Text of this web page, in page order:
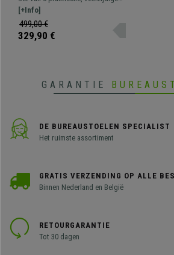
Comfortabele Zitting,
Stapelbaar, Grijze Poten,
Paars
vergaderstoelen ROMEL.
Comfortabel, bestendig en met
een mooi, modern ontwerp.
[+Info]
499,00 €
329,90 €
GARANTIE
DE BUREAUSTOELEN SPECIALIST
Het ruimste assortiment
GRATIS VERZENDING OP ALLE
Binnen Nederland en België
RETOURGARANTIE
Tot 30 dagen